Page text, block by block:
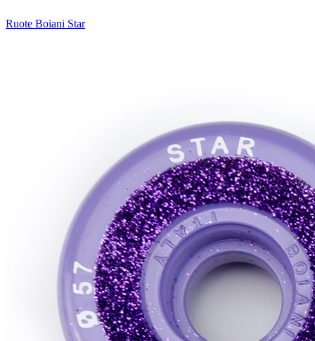
Ruote Boiani Star